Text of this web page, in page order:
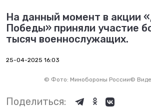
На данный момент в акции
Победы» приняли участие
тысяч военнослужащих.
25-04-2025 16:03
© Фото: Минобороны России©
Поделиться: